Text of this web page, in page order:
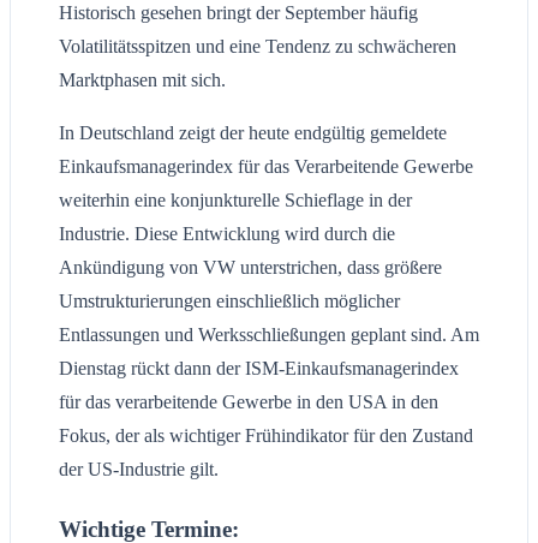
Historisch gesehen bringt der September häufig
Volatilitätsspitzen und eine Tendenz zu schwächeren
Marktphasen mit sich.
In Deutschland zeigt der heute endgültig gemeldete
Einkaufsmanagerindex für das Verarbeitende Gewerbe
weiterhin eine konjunkturelle Schieflage in der
Industrie. Diese Entwicklung wird durch die
Ankündigung von VW unterstrichen, dass größere
Umstrukturierungen einschließlich möglicher
Entlassungen und Werksschließungen geplant sind. Am
Dienstag rückt dann der ISM-Einkaufsmanagerindex
für das verarbeitende Gewerbe in den USA in den
Fokus, der als wichtiger Frühindikator für den Zustand
der US-Industrie gilt.
Wichtige Termine: